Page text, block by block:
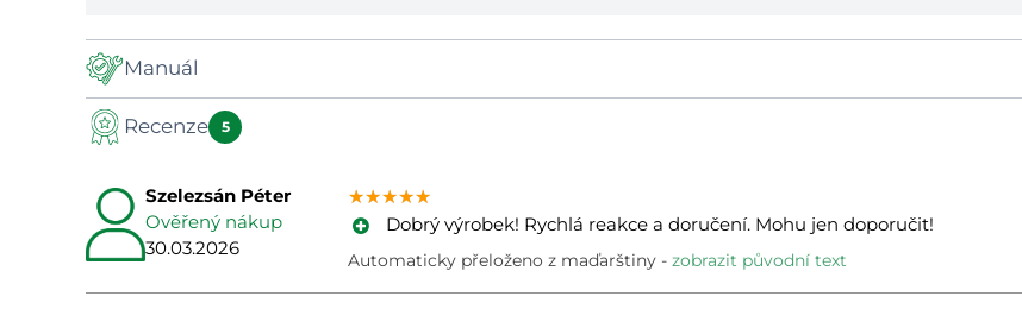
Manuál
Manual
Recenze 5
Szelezsán Péter
Ověřený nákup
30.03.2026
★★★★★
★★★★★
★★★★★
Dobrý výrobek! Rychlá reakce a doručení. Mohu jen doporučit!
Automaticky přeloženo z maďarštiny zobrazit původní text